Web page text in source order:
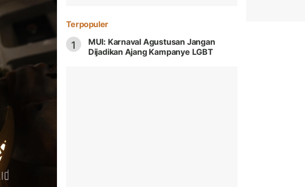
Terpopuler
1
MUI: Karnaval Agustusan Jangan
Dijadikan Ajang Kampanye LGBT